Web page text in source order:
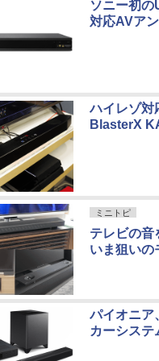
ソニー初
対応AVア
ハイレゾ対
BlasterX
ミニトピ
テレビの音
いま狙いの
パイオニア
カーシステ